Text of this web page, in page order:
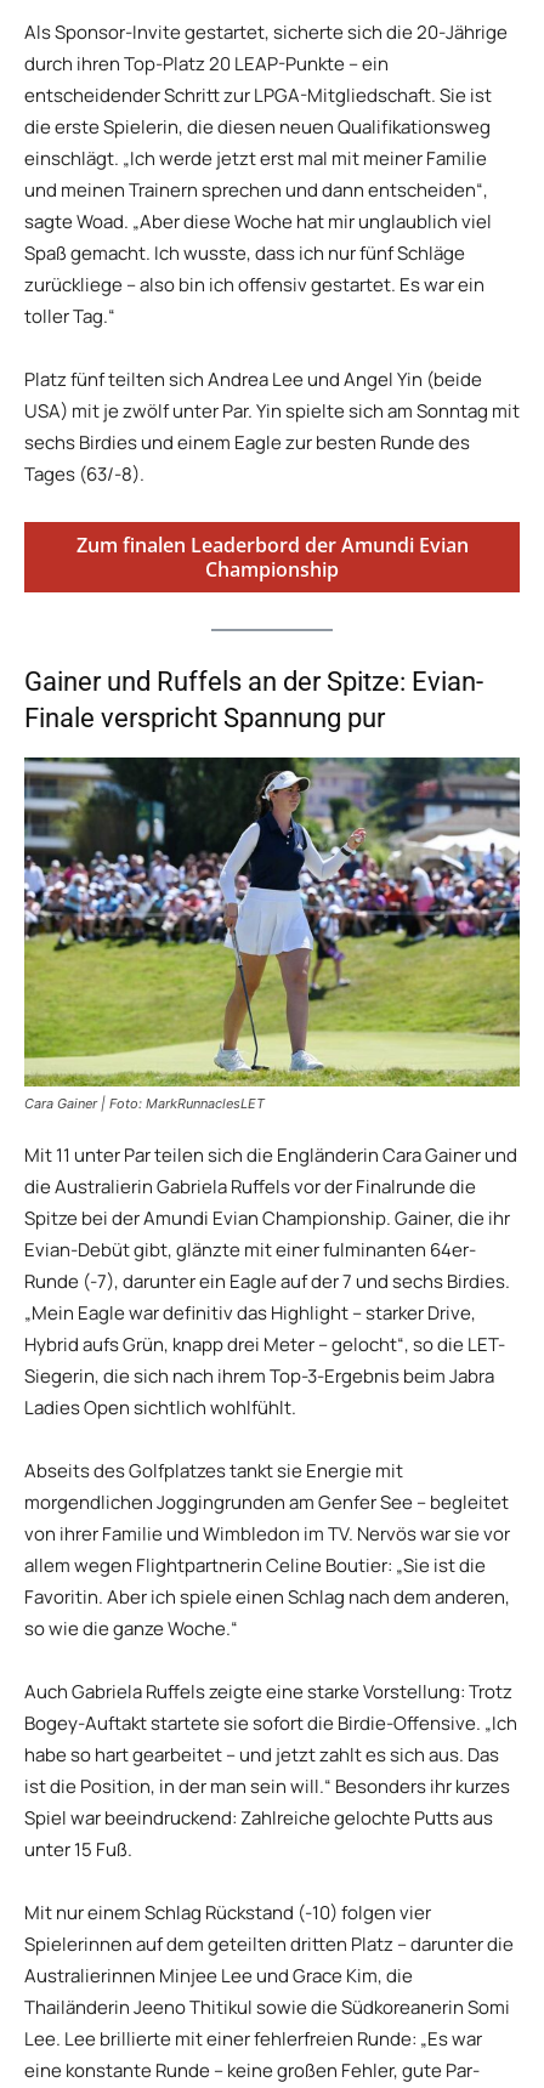
Als Sponsor-Invite gestartet, sicherte sich die 20-Jährige
durch ihren Top-Platz 20 LEAP-Punkte – ein
entscheidender Schritt zur LPGA-Mitgliedschaft. Sie ist
die erste Spielerin, die diesen neuen Qualifikationsweg
einschlägt. „Ich werde jetzt erst mal mit meiner Familie
und meinen Trainern sprechen und dann entscheiden“,
sagte Woad. „Aber diese Woche hat mir unglaublich viel
Spaß gemacht. Ich wusste, dass ich nur fünf Schläge
zurückliege – also bin ich offensiv gestartet. Es war ein
toller Tag.“
Platz fünf teilten sich Andrea Lee und Angel Yin (beide
USA) mit je zwölf unter Par. Yin spielte sich am Sonntag mit
sechs Birdies und einem Eagle zur besten Runde des
Tages (63/-8).
Zum finalen Leaderbord der Amundi Evian
Championship
Gainer und Ruffels an der Spitze: Evian-
Finale verspricht Spannung pur
Cara Gainer | Foto: MarkRunnaclesLET
Mit 11 unter Par teilen sich die Engländerin Cara Gainer und
die Australierin Gabriela Ruffels vor der Finalrunde die
Spitze bei der Amundi Evian Championship. Gainer, die ihr
Evian-Debüt gibt, glänzte mit einer fulminanten 64er-
Runde (-7), darunter ein Eagle auf der 7 und sechs Birdies.
„Mein Eagle war definitiv das Highlight – starker Drive,
Hybrid aufs Grün, knapp drei Meter – gelocht“, so die LET-
Siegerin, die sich nach ihrem Top-3-Ergebnis beim Jabra
Ladies Open sichtlich wohlfühlt.
Abseits des Golfplatzes tankt sie Energie mit
morgendlichen Joggingrunden am Genfer See – begleitet
von ihrer Familie und Wimbledon im TV. Nervös war sie vor
allem wegen Flightpartnerin Celine Boutier: „Sie ist die
Favoritin. Aber ich spiele einen Schlag nach dem anderen,
so wie die ganze Woche.“
Auch Gabriela Ruffels zeigte eine starke Vorstellung: Trotz
Bogey-Auftakt startete sie sofort die Birdie-Offensive. „Ich
habe so hart gearbeitet – und jetzt zahlt es sich aus. Das
ist die Position, in der man sein will.“ Besonders ihr kurzes
Spiel war beeindruckend: Zahlreiche gelochte Putts aus
unter 15 Fuß.
Mit nur einem Schlag Rückstand (-10) folgen vier
Spielerinnen auf dem geteilten dritten Platz – darunter die
Australierinnen Minjee Lee und Grace Kim, die
Thailänderin Jeeno Thitikul sowie die Südkoreanerin Somi
Lee. Lee brillierte mit einer fehlerfreien Runde: „Es war
eine konstante Runde – keine großen Fehler, gute Par-